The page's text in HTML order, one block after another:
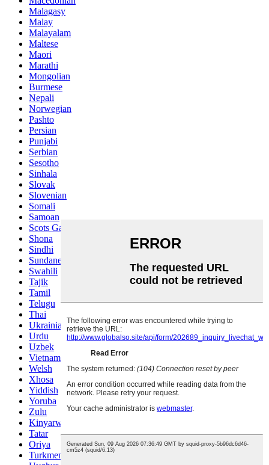
Malagasy
Malay
Malayalam
Maltese
Maori
Marathi
Mongolian
Burmese
Nepali
Norwegian
Pashto
Persian
Punjabi
Serbian
Sesotho
Sinhala
Slovak
Slovenian
Somali
Samoan
Scots Gaelic
Shona
Sindhi
Sundanese
Swahili
Tajik
Tamil
Telugu
Thai
Ukrainian
Urdu
Uzbek
Vietnamese
Welsh
Xhosa
Yiddish
Yoruba
Zulu
Kinyarwanda
Tatar
Oriya
Turkmen